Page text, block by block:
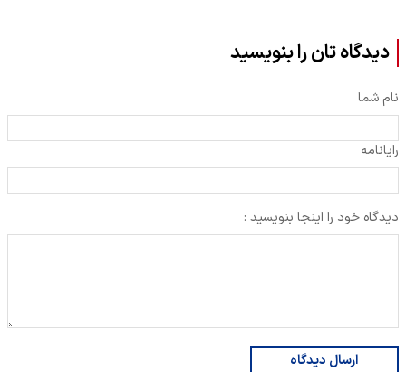
دیدگاه تان را بنویسید
نام شما
رایانامه
دیدگاه خود را اینجا بنویسید :
ارسال دیدگاه